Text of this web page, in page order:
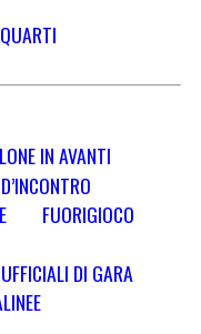
IN AVANTI
FUORIGIOCO
DI GARA